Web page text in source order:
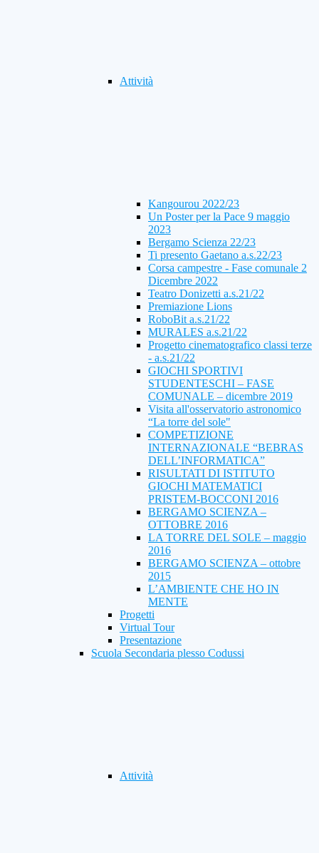
Attività
Kangourou 2022/23
Un Poster per la Pace 9 maggio
2023
Bergamo Scienza 22/23
Ti presento Gaetano a.s.22/23
Corsa campestre - Fase comunale 2
Dicembre 2022
Teatro Donizetti a.s.21/22
Premiazione Lions
RoboBit a.s.21/22
MURALES a.s.21/22
Progetto cinematografico classi terze
- a.s.21/22
GIOCHI SPORTIVI
STUDENTESCHI – FASE
COMUNALE – dicembre 2019
Visita all'osservatorio astronomico
“La torre del sole"
COMPETIZIONE
INTERNAZIONALE “BEBRAS
DELL’INFORMATICA”
RISULTATI DI ISTITUTO
GIOCHI MATEMATICI
PRISTEM-BOCCONI 2016
BERGAMO SCIENZA –
OTTOBRE 2016
LA TORRE DEL SOLE – maggio
2016
BERGAMO SCIENZA – ottobre
2015
L’AMBIENTE CHE HO IN
MENTE
Progetti
Virtual Tour
Presentazione
Scuola Secondaria plesso Codussi
Attività